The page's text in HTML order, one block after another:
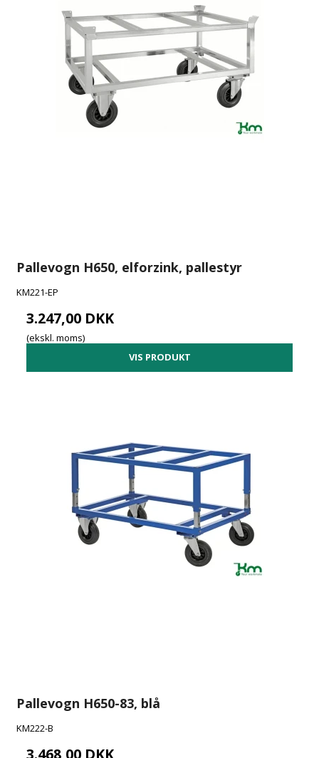
Pallevogn H650, elforzink, pallestyr
KM221-EP
3.247,00 DKK
(ekskl. moms)
VIS PRODUKT
Pallevogn H650-83, blå
KM222-B